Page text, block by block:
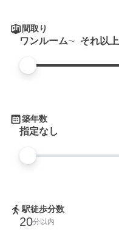
間取り
ワンルーム それ以上
築年数
指定なし
駅徒歩分数
20分以内